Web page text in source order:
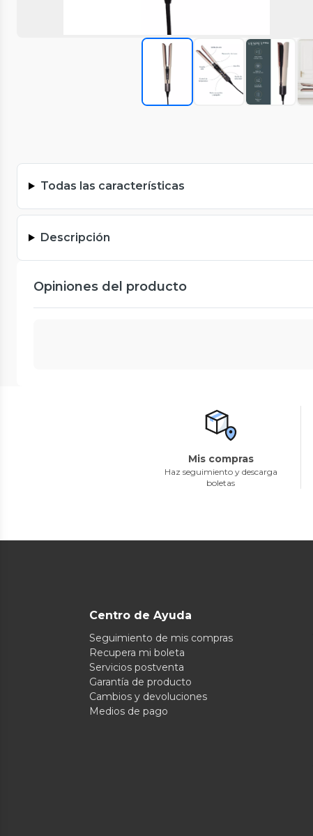
Todas las características
Descripción
Opiniones del producto
Mis compras
Haz seguimiento y descarga
boletas
Centro de Ayuda
Seguimiento de mis compras
Recupera mi boleta
Servicios postventa
Garantía de producto
Cambios y devoluciones
Medios de pago